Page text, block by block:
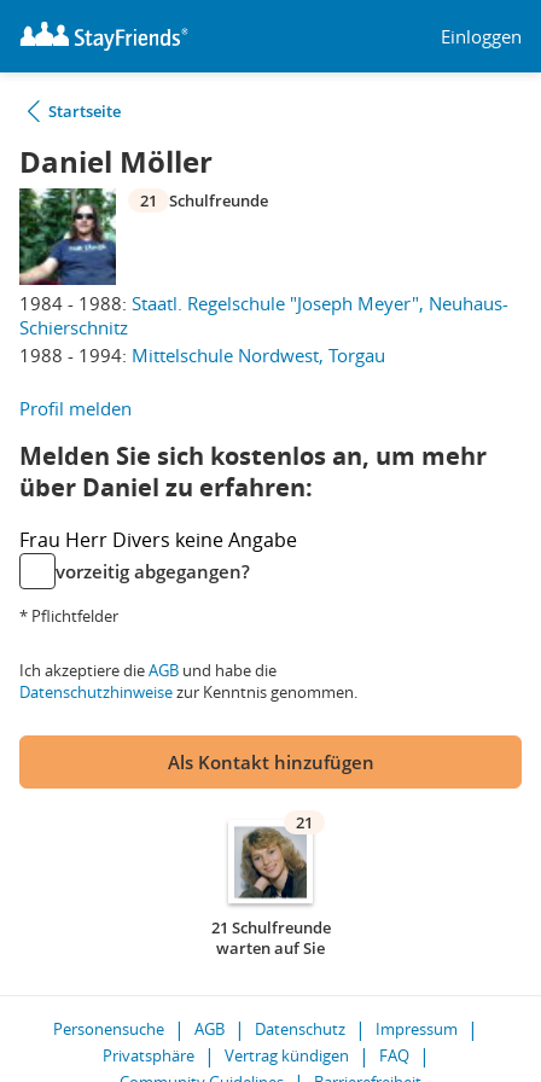
Einloggen
Startseite
Daniel Möller
1984 - 1988: Staatl. Regelschule "Joseph Meyer", Neuhaus-
Schierschnitz
1988 - 1994: Mittelschule Nordwest, Torgau
21 Schulfreunde
Profil melden
Melden Sie sich kostenlos an, um mehr
über Daniel zu erfahren:
Frau Herr Divers keine Angabe
vorzeitig abgegangen?
* Pflichtfelder
Ich akzeptiere dieAGB und habe die
Datenschutzhinweisezur Kenntnis genommen.
Als Kontakt hinzufügen
21
21 Schulfreunde
warten auf Sie
Personensuche AGB Datenschutz
Impressum
Privatsphäre
Vertrag kündigen
FAQ